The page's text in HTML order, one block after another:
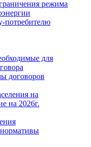
режима
потребителю
для
договоров
на
на 2026г.